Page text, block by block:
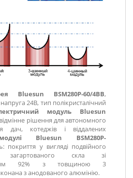
Bluesun BSM280P-60/4BB,
24В, тип полікристалічний
модуль Bluesun
відмінне рішення для автономного
дач, котеджів і віддалених
Bluesun BSM280P-
покриття у вигляді подвійного
скла зі
92% з товщиною 3
з анодованого алюмінію.